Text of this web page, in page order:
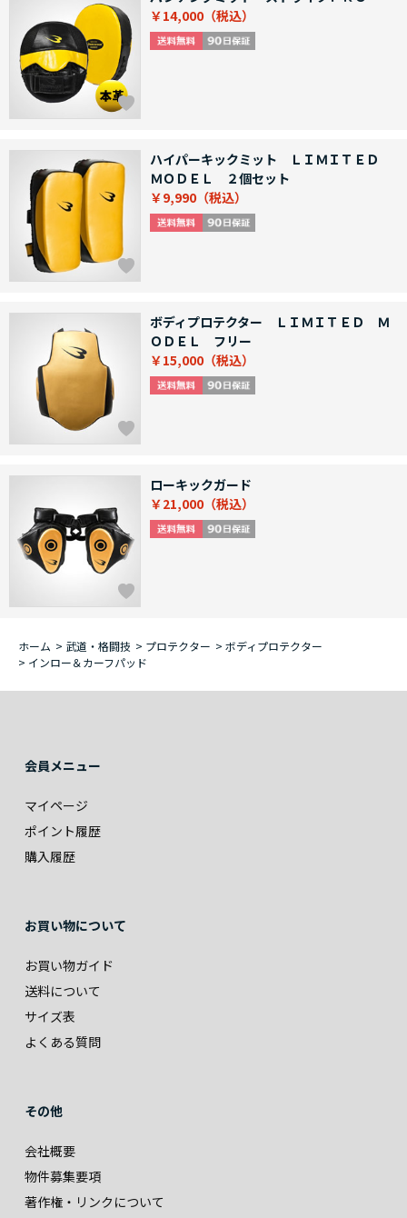
￥14,000
ハイパーキックミット ＬＩＭＩＴＥＤ
ＭＯＤＥＬ ２個セット
￥9,990
ボディプロテクター ＬＩＭＩＴＥＤ Ｍ
ＯＤＥＬ フリー
￥15,000
ローキックガード
￥21,000
ホーム > 武道・格闘技 > プロテクター > ボディプロテクター
> インロー＆カーフパッド
会員メニュー
マイページ
ポイント履歴
購入履歴
お買い物について
お買い物ガイド
送料について
サイズ表
よくある質問
その他
会社概要
物件募集要項
著作権・リンクについて